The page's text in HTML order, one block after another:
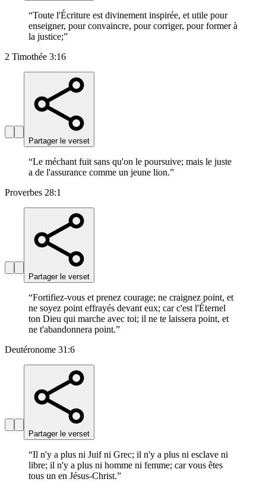
“Toute l'Écriture est divinement inspirée, et utile pour
enseigner, pour convaincre, pour corriger, pour former à
la justice;”
2 Timothée 3:16
Partager le verset
“Le méchant fuit sans qu'on le poursuive; mais le juste
a de l'assurance comme un jeune lion.”
Proverbes 28:1
Partager le verset
“Fortifiez-vous et prenez courage; ne craignez point, et
ne soyez point effrayés devant eux; car c'est l'Éternel
ton Dieu qui marche avec toi; il ne te laissera point, et
ne t'abandonnera point.”
Deutéronome 31:6
Partager le verset
“Il n'y a plus ni Juif ni Grec; il n'y a plus ni esclave ni
libre; il n'y a plus ni homme ni femme; car vous êtes
tous un en Jésus-Christ.”